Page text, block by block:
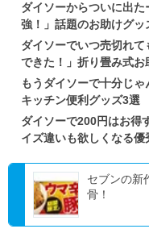
ダイソーからついに出
強！」話題のお助けグッ
ダイソーでいつ売切れ
できた！」折り畳み式お
もうダイソーで十分じ
キッチン便利グッズ3選
ダイソーで200円はお得
イズ違いも欲しくなる優
セブンの新
骨！